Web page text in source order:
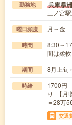
勤務地 兵庫県
三ノ宮
曜日頻度 月～金
時間
8:30～
間は柔
期間 8月上旬
時給
1700円
り 【月
＝28万
交通